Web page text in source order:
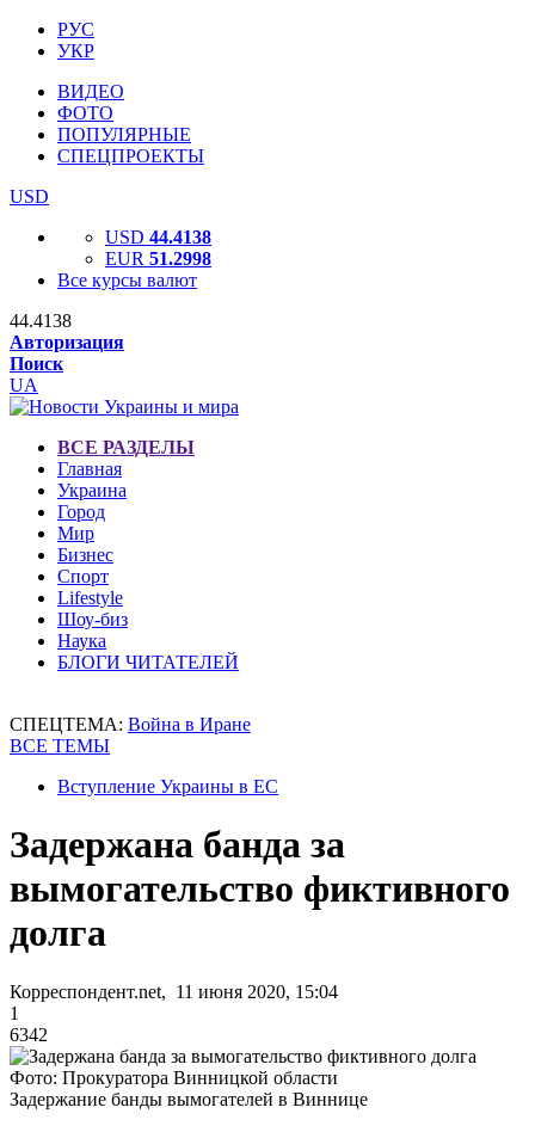
РУС
УКР
ВИДЕО
ФОТО
ПОПУЛЯРНЫЕ
СПЕЦПРОЕКТЫ
USD
USD 44.4138
EUR 51.2998
Все курсы валют
44.4138
Авторизация
Поиск
UA
ВСЕ РАЗДЕЛЫ
Главная
Украина
Город
Мир
Бизнес
Спорт
Lifestyle
Шоу-биз
Наука
БЛОГИ ЧИТАТЕЛЕЙ
СПЕЦТЕМА: Война в Иране
ВСЕ ТЕМЫ
Вступление Украины в ЕС
Задержана банда за
вымогательство фиктивного
долга
Корреспондент.net, 11 июня 2020, 15:04
1
6342
Фото: Прокуратора Винницкой области
Задержание банды вымогателей в Виннице